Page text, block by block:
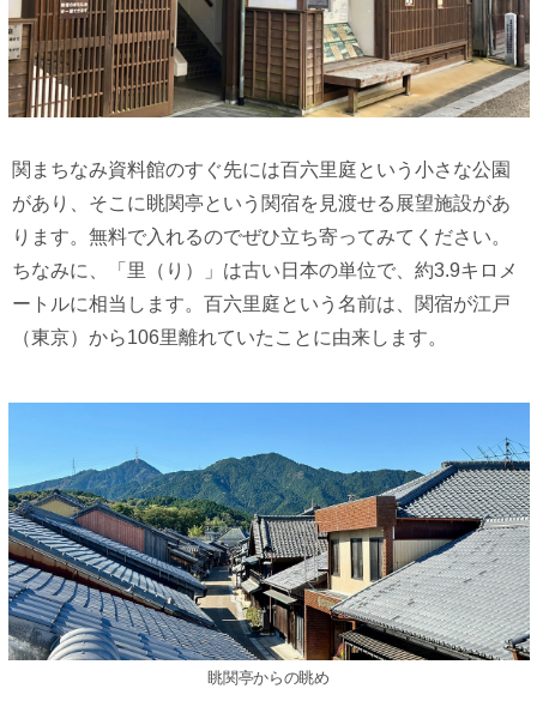
関まちなみ資料館のすぐ先には百六里庭という小さな公園
があり、そこに眺関亭という関宿を見渡せる展望施設があ
ります。無料で入れるのでぜひ立ち寄ってみてください。
ちなみに、「里（り）」は古い日本の単位で、約3.9キロメ
ートルに相当します。百六里庭という名前は、関宿が江戸
（東京）から106里離れていたことに由来します。
眺関亭からの眺め